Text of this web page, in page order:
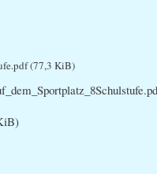
(77,3 KiB)